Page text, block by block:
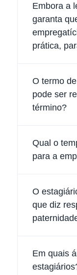
Embora a
garanta
prática,
O termo
pode ser
término?
Qual o
para a
O
que diz
Em quais